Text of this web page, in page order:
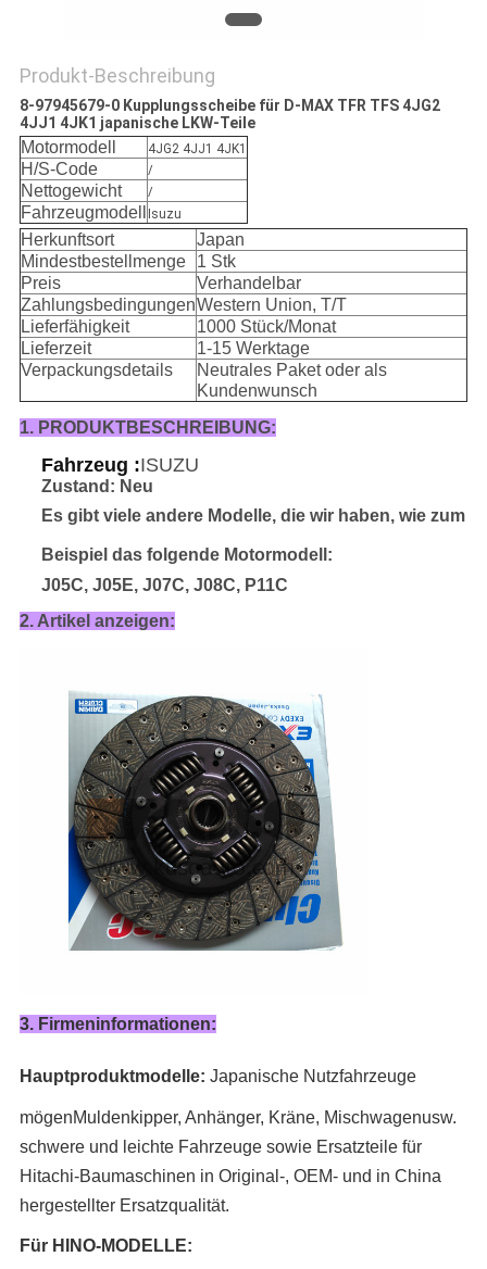
Produkt-Beschreibung
8-97945679-0 Kupplungsscheibe für D-MAX TFR TFS 4JG2
4JJ1 4JK1 japanische LKW-Teile
Motormodell 4JG2 4JJ1 4JK1
H/S-Code
/
Nettogewicht
/
Fahrzeugmodell
Isuzu
Herkunftsort
Japan
Mindestbestellmenge
1 Stk
Preis
Verhandelbar
ZahlungsbedingungenWestern Union, T/T
Lieferfähigkeit
1000 Stück/Monat
Lieferzeit
1-15 Werktage
Verpackungsdetails
Neutrales Paket oder als
Kundenwunsch
1. PRODUKTBESCHREIBUNG:
Fahrzeug :ISUZU
Zustand: Neu
Es gibt viele andere Modelle, die wir haben, wie zum
Beispiel das folgende Motormodell:
J05C, J05E, J07C, J08C, P11C
2. Artikel anzeigen:
3. Firmeninformationen:
Hauptproduktmodelle: Japanische Nutzfahrzeuge
mögenMuldenkipper, Anhänger, Kräne, Mischwagenusw.
schwere und leichte Fahrzeuge sowie Ersatzteile für
Hitachi-Baumaschinen in Original-, OEM- und in China
hergestellter Ersatzqualität.
Für HINO-MODELLE: